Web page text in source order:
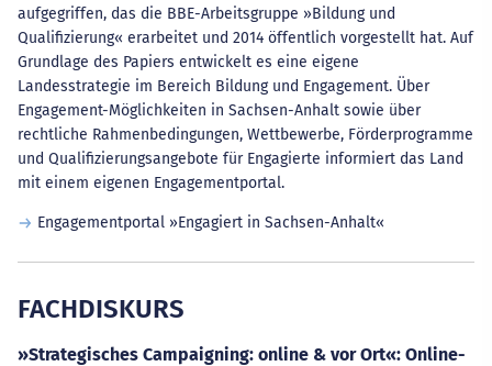
aufgegriffen, das die BBE-Arbeitsgruppe »Bildung und
Qualifizierung« erarbeitet und 2014 öffentlich vorgestellt hat. Auf
Grundlage des Papiers entwickelt es eine eigene
Landesstrategie im Bereich Bildung und Engagement. Über
Engagement-Möglichkeiten in Sachsen-Anhalt sowie über
rechtliche Rahmenbedingungen, Wettbewerbe, Förderprogramme
und Qualifizierungsangebote für Engagierte informiert das Land
mit einem eigenen Engagementportal.
Engagementportal »Engagiert in Sachsen-Anhalt«
FACHDISKURS
»Strategisches Campaigning: online & vor Ort«: Online-